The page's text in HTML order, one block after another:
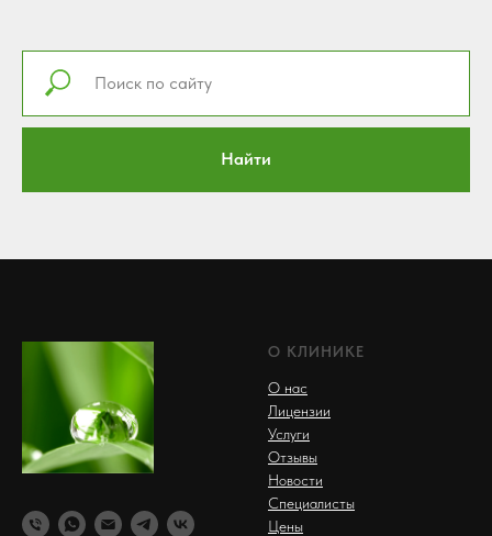
Найти
О КЛИНИКЕ
О нас
Лицензии
Услуги
Отзывы
Новости
Специалисты
Цены